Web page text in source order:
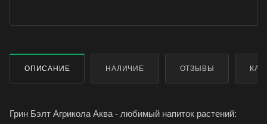
ОПИСАНИЕ НАЛИЧИЕ ОТЗЫВЫ
Грин Бэлт Агрикола Аква - любимый напиток растений: